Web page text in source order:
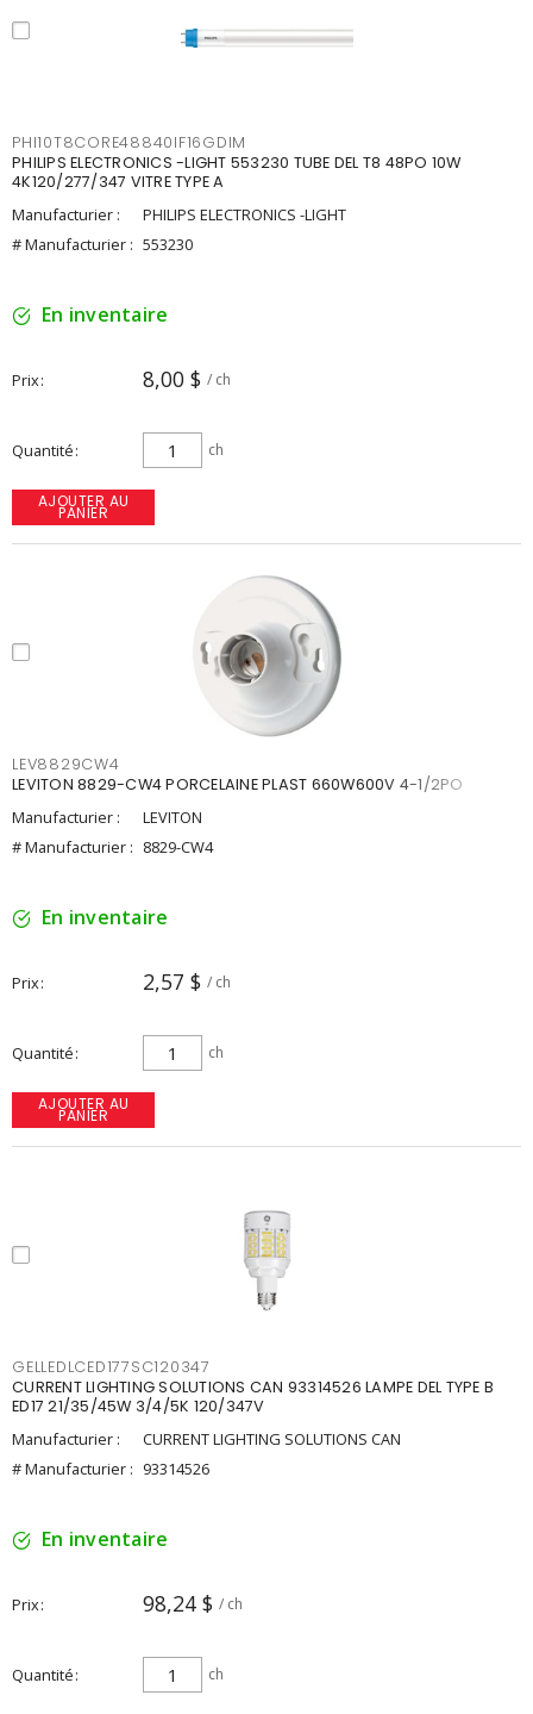
PHI10T8CORE48840IF16GDIM
PHILIPS ELECTRONICS -LIGHT 553230 TUBE DEL T8 48PO 10W
4K120/277/347 VITRE TYPE A
Manufacturier :
PHILIPS ELECTRONICS -LIGHT
# Manufacturier : 553230
En inventaire
Prix 8,00 $ / ch
Quantité ch
AJOUTER AU
PANIER
LEV8829CW4
LEVITON 8829-CW4 PORCELAINE PLAST 660W600V 4-1/2PO
Manufacturier :
LEVITON
# Manufacturier : 8829-CW4
En inventaire
Prix 2,57 $ / ch
Quantité ch
AJOUTER AU
PANIER
GELLEDLCED177SC120347
CURRENT LIGHTING SOLUTIONS CAN 93314526 LAMPE DEL TYPE B
ED17 21/35/45W 3/4/5K 120/347V
Manufacturier :
CURRENT LIGHTING SOLUTIONS CAN
# Manufacturier : 93314526
En inventaire
Prix 98,24 $ / ch
Quantité ch